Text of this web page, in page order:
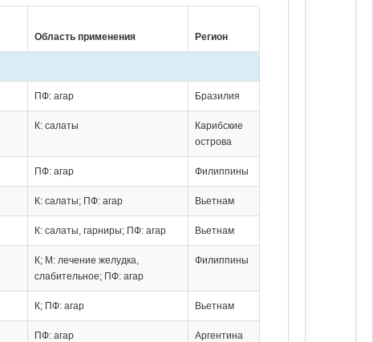
Область применения Регион
ПФ: агар Бразилия
К: салаты
Карибские
острова
ПФ: агар Филиппины
К: салаты; ПФ: агар Вьетнам
К: салаты, гарниры; ПФ: агар Вьетнам
К; М: лечение желудка,
слабительное; ПФ: агар
Филиппины
К; ПФ: агар Вьетнам
ПФ: агар Аргентина